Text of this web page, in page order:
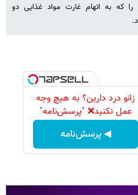
را که به اتهام غارت مواد غذایی دو
زانو درد دارین؟ به هیچ وجه
عمل نکنید❌ "پرسش‌نامه"
◀ پرسش‌نامه